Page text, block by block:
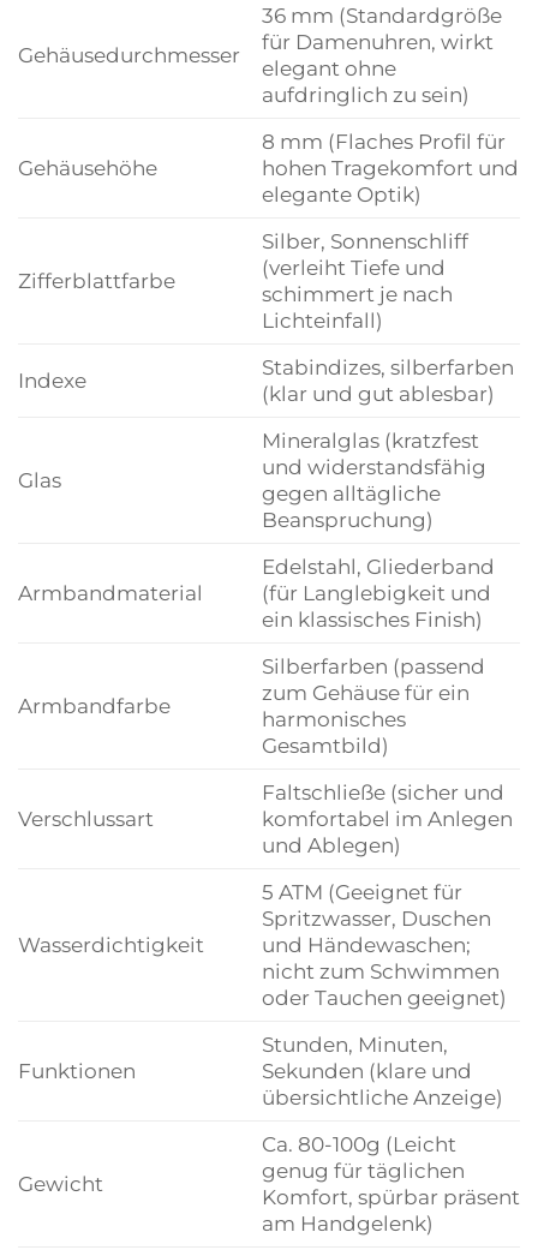
Gehäusedurchmesser
36 mm (Standardgröße
für Damenuhren, wirkt
elegant ohne
aufdringlich zu sein)
Gehäusehöhe
8 mm (Flaches Profil für
hohen Tragekomfort und
elegante Optik)
Zifferblattfarbe
Silber, Sonnenschliff
(verleiht Tiefe und
schimmert je nach
Lichteinfall)
Indexe
Stabindizes, silberfarben
(klar und gut ablesbar)
Glas
Mineralglas (kratzfest
und widerstandsfähig
gegen alltägliche
Beanspruchung)
Armbandmaterial
Edelstahl, Gliederband
(für Langlebigkeit und
ein klassisches Finish)
Armbandfarbe
Silberfarben (passend
zum Gehäuse für ein
harmonisches
Gesamtbild)
Verschlussart
Faltschließe (sicher und
komfortabel im Anlegen
und Ablegen)
Wasserdichtigkeit
5 ATM (Geeignet für
Spritzwasser, Duschen
und Händewaschen;
nicht zum Schwimmen
oder Tauchen geeignet)
Funktionen
Stunden, Minuten,
Sekunden (klare und
übersichtliche Anzeige)
Gewicht
Ca. 80-100g (Leicht
genug für täglichen
Komfort, spürbar präsent
am Handgelenk)